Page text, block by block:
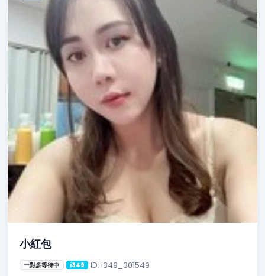
小紅包
一對多等待中 i349 ID: i349_301549